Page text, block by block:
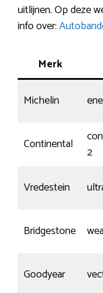
uitlijnen. Op deze
info over:
Merk
Michelin
Continental
2
Vredestein
Bridgestone
Goodyear